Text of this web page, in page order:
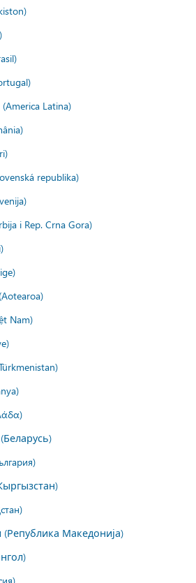
Latina)
republika)
i Rep. Crna Gora)
Nam)
Македонија)